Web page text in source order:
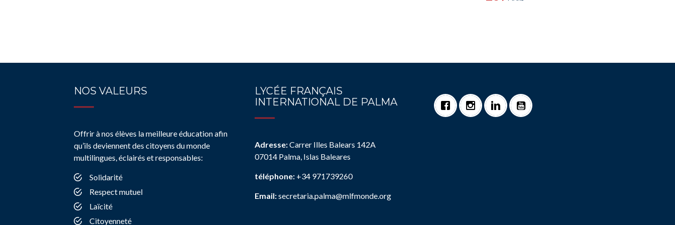
NOS VALEURS
Offrir à nos élèves la meilleure éducation afin
qu’ils deviennent des citoyens du monde
multilingues, éclairés et responsables:
Solidarité
Respect mutuel
Laïcité
Citoyenneté
LYCÉE FRANÇAIS
INTERNATIONAL DE PALMA
Adresse:Carrer Illes Balears 142A
07014 Palma, Islas Baleares
téléphone: +34 971739260
Email:secretaria.palma@mlfmonde.org